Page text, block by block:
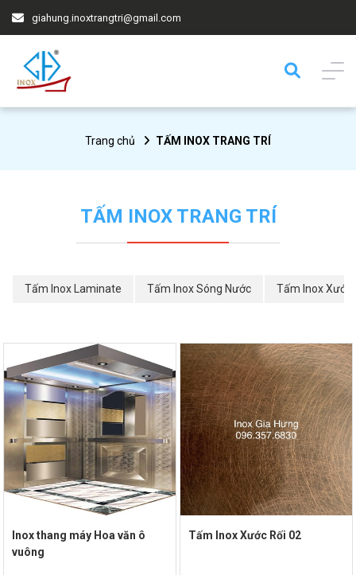
giahung.inoxtrangtri@gmail.com
Trang chủ TẤM INOX TRANG TRÍ
TẤM INOX TRANG TRÍ
Tấm Inox Laminate Tấm Inox Sóng Nước Tấm Inox Xước
Inox thang máy Hoa văn ô
vuông
Tấm Inox Xước Rối 02